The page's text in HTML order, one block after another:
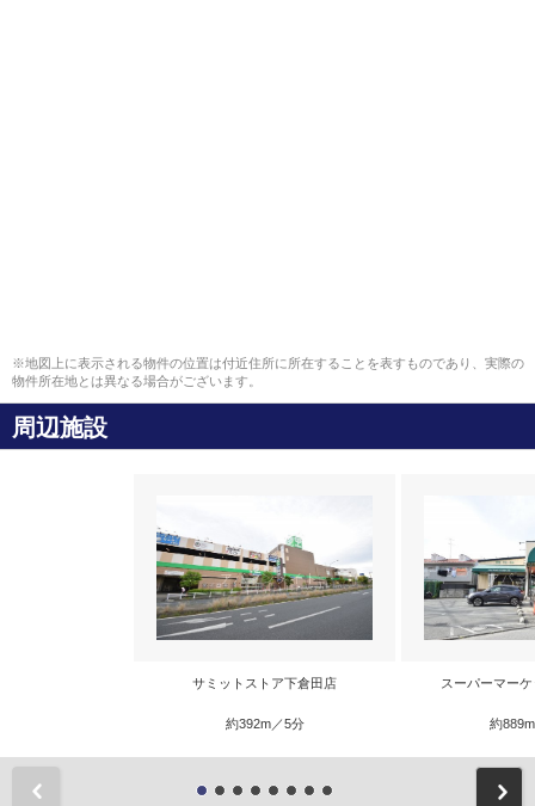
※地図上に表示される物件の位置は付近住所に所在することを表すものであり、実際の
物件所在地とは異なる場合がございます。
周辺施設
サミットストア下倉田店
約392m／5分
スーパーマー
約